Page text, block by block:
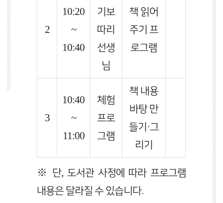
2
10:20
~
10:40
기보
따리
선생
님
책 읽어
주기 프
로그램
3
10:40
~
11:00
체험
프로
그램
책 내용
바탕 만
들기·그
리기
※ 단, 도서관 사정에 따라 프로그램
내용은 달라질 수 있습니다.